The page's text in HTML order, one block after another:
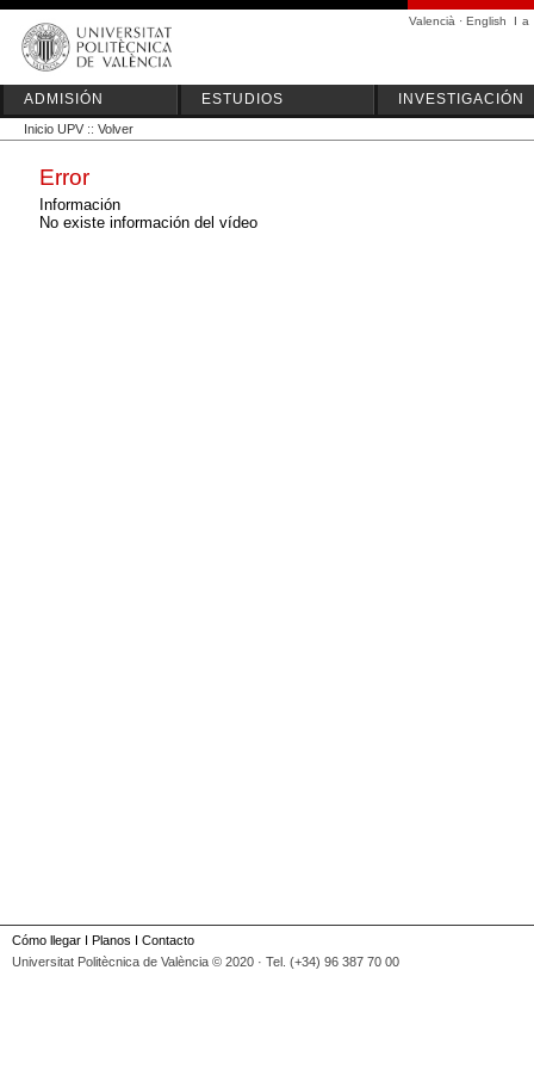
Valencià · English I a
ADMISIÓN ESTUDIOS INVESTIGACIÓN
Inicio UPV :: Volver
Error
Información
No existe información del vídeo
Cómo llegar I Planos I Contacto
Universitat Politècnica de València © 2020 · Tel. (+34) 96 387 70 00